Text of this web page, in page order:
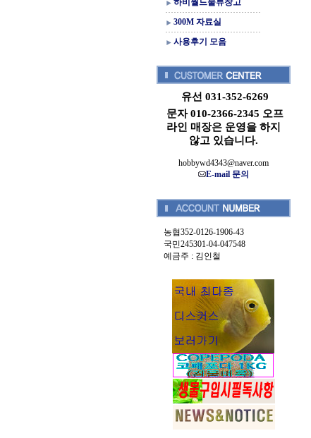
하비월드물류창고
300M 자료실
사용후기 모음
유선 031-352-6269
문자 010-2366-2345 오프
라인 매장은 운영을 하지
않고 있습니다.
hobbywd4343@naver.com
E-mail 문의
농협352-0126-1906-43
국민245301-04-047548
예금주 : 김인철